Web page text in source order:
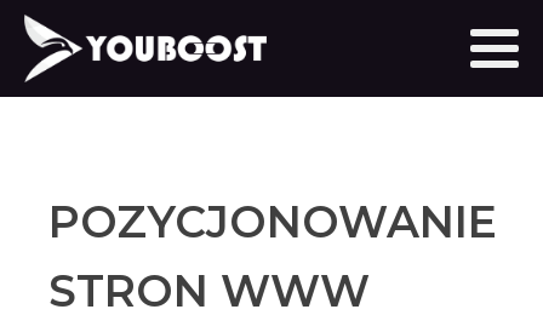
POZYCJONOWANIE
STRON WWW